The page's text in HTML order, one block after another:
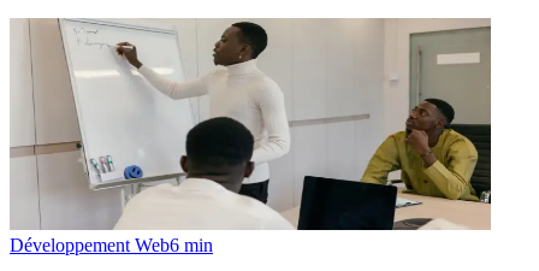
Développement Web6 min